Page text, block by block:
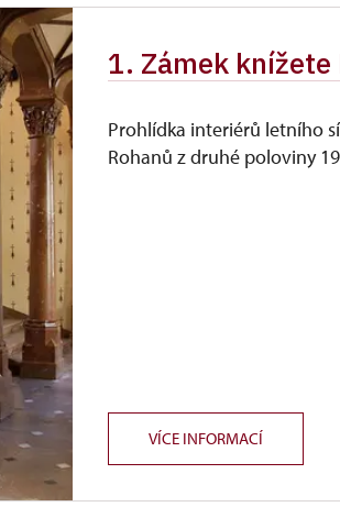
1. Zámek
Prohlídka interiérů letního
Rohanů z druhé poloviny
VÍCE INFORMACÍ